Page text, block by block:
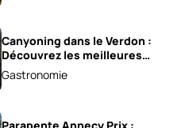
Canyoning dans le Verdon :
Découvrez les meilleures
excursions !
Gastronomie